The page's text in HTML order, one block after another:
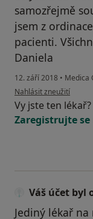
samozřejmě
jsem z
pacienti.
Daniela
12. září 2018 • Medica
podle názoru uživatele
Nahlásit zneužití
Vy jste ten
Zaregistrujte
Váš účet byl
Jediný lékař